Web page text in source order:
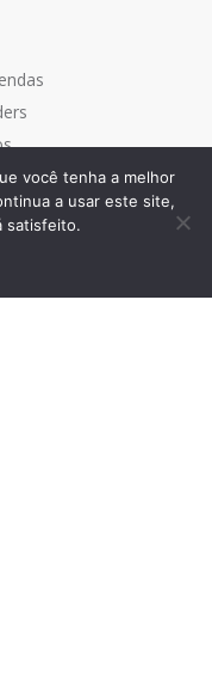
você tenha a melhor
a usar este site,
satisfeito.